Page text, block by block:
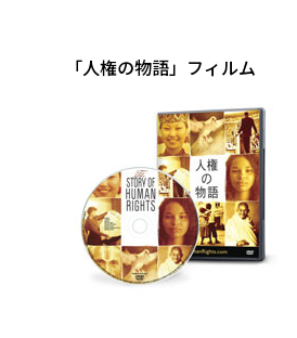
｢人権の物語」フィルム